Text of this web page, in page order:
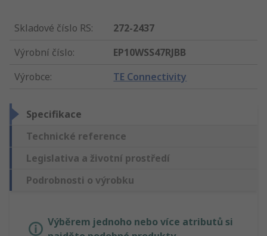
Skladové číslo RS:
272-2437
Výrobní číslo:
EP10WSS47RJBB
Výrobce: TE Connectivity
Specifikace
Technické reference
Legislativa a životní prostředí
Podrobnosti o výrobku
Výběrem jednoho nebo více atributů si